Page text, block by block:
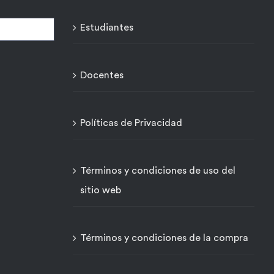
Estudiantes
Docentes
Políticas de Privacidad
Términos y condiciones de uso del
sitio web
Términos y condiciones de la compra